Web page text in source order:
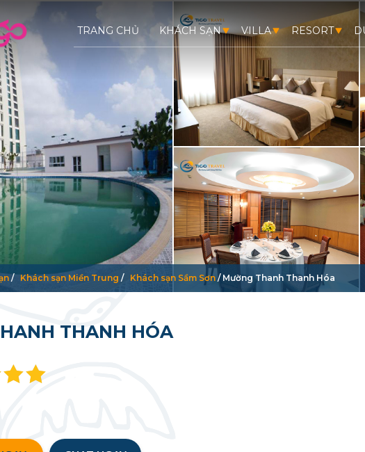
TRANG CHỦ KHÁCH SẠN VILLA RESORT
/ Khách sạn Miền Trung / Khách sạn Sầm Sơn / Mường Thanh Thanh Hóa
THANH HÓA